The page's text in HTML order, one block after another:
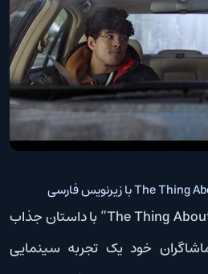
به طور کلی، فیلم “The Thing About Harry” با داستان جذاب
خود یک تجربه سینمایی